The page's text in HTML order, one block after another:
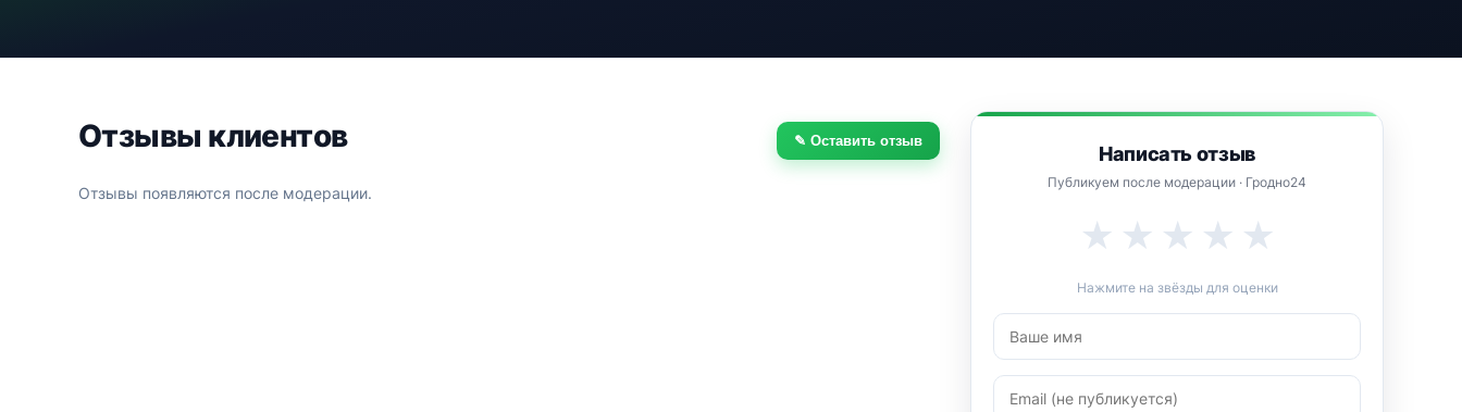
Отзывы клиентов ✎ Оставить отзыв
Отзывы появляются после модерации.
Написать отзыв
Публикуем после модерации · Гродно24
★
★
★
★
★
Нажмите на звёзды для оценки